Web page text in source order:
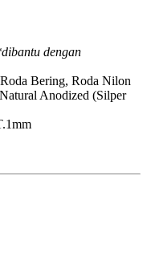
dengan
Bering, Roda Nilon
Anodized (Silper